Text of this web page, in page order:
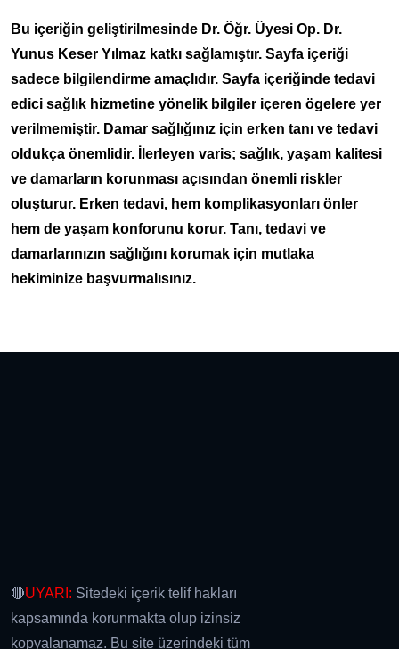
Bu içeriğin geliştirilmesinde Dr. Öğr. Üyesi Op. Dr.
Yunus Keser Yılmaz katkı sağlamıştır. Sayfa içeriği
sadece bilgilendirme amaçlıdır. Sayfa içeriğinde tedavi
edici sağlık hizmetine yönelik bilgiler içeren ögelere yer
verilmemiştir. Damar sağlığınız için erken tanı ve tedavi
oldukça önemlidir. İlerleyen varis; sağlık, yaşam kalitesi
ve damarların korunması açısından önemli riskler
oluşturur. Erken tedavi, hem komplikasyonları önler
hem de yaşam konforunu korur. Tanı, tedavi ve
damarlarınızın sağlığını korumak için mutlaka
hekiminize başvurmalısınız.
🔴UYARI: Sitedeki içerik telif hakları
kapsamında korunmakta olup izinsiz
kopyalanamaz. Bu site üzerindeki tüm